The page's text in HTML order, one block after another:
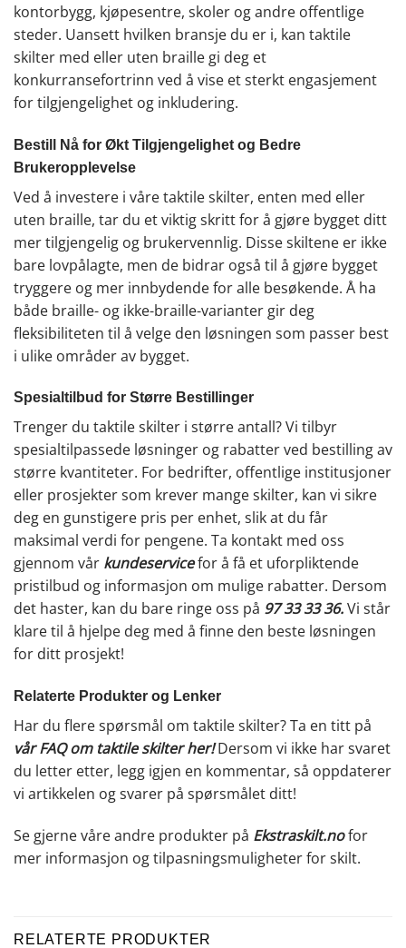
kontorbygg, kjøpesentre, skoler og andre offentlige
steder. Uansett hvilken bransje du er i, kan taktile
skilter med eller uten braille gi deg et
konkurransefortrinn ved å vise et sterkt engasjement
for tilgjengelighet og inkludering.
Bestill Nå for Økt Tilgjengelighet og Bedre
Brukeropplevelse
Ved å investere i våre taktile skilter, enten med eller
uten braille, tar du et viktig skritt for å gjøre bygget ditt
mer tilgjengelig og brukervennlig. Disse skiltene er ikke
bare lovpålagte, men de bidrar også til å gjøre bygget
tryggere og mer innbydende for alle besøkende. Å ha
både braille- og ikke-braille-varianter gir deg
fleksibiliteten til å velge den løsningen som passer best
i ulike områder av bygget.
Spesialtilbud for Større Bestillinger
Trenger du taktile skilter i større antall? Vi tilbyr
spesialtilpassede løsninger og rabatter ved bestilling av
større kvantiteter. For bedrifter, offentlige institusjoner
eller prosjekter som krever mange skilter, kan vi sikre
deg en gunstigere pris per enhet, slik at du får
maksimal verdi for pengene. Ta kontakt med oss
gjennom vår kundeservicefor å få et uforpliktende
pristilbud og informasjon om mulige rabatter. Dersom
det haster, kan du bare ringe oss på 97 33 33 36.Vi står
klare til å hjelpe deg med å finne den beste løsningen
for ditt prosjekt!
Relaterte Produkter og Lenker
Har du flere spørsmål om taktile skilter? Ta en titt på
vår FAQ om taktile skilter her!Dersom vi ikke har svaret
du letter etter, legg igjen en kommentar, så oppdaterer
vi artikkelen og svarer på spørsmålet ditt!
Se gjerne våre andre produkter på Ekstraskilt.nofor
mer informasjon og tilpasningsmuligheter for skilt.
RELATERTE PRODUKTER